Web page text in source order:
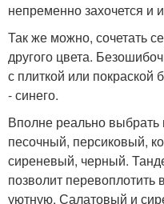
непременно захочется и
Так же можно, сочетать
другого цвета.
с плиткой или покраской
- синего.
Вполне реально выбрать
песочный, персиковый,
сиреневый, черный.
позволит
уютную. Салатовый и